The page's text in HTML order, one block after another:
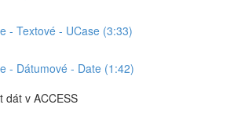
- Textové - UCase (3:33)
- Dátumové - Date (1:42)
dát v ACCESS